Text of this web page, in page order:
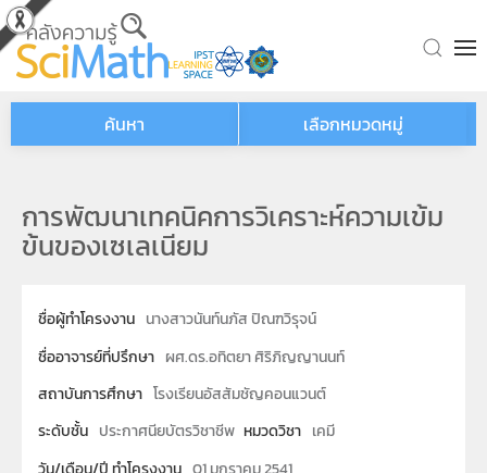
Skip to main content
ค้นหา เลือกหมวดหมู่
การพัฒนาเทคนิคการวิเคราะห์ความเข้ม
ข้นของเซเลเนียม
ชื่อผู้ทำโครงงาน นางสาวนันท์นภัส ปิณฑวิรุจน์
ชื่ออาจารย์ที่ปรึกษา ผศ.ดร.อทิตยา ศิริภิญญานนท์
สถาบันการศึกษา โรงเรียนอัสสัมชัญคอนแวนต์
ระดับชั้น ประกาศนียบัตรวิชาชีพ หมวดวิชา เคมี